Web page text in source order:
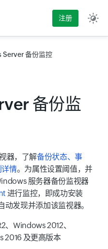
注册
备份监控
备份监
器，了解备份状态、事
情。为属性设置阈值，并
服务器备份监视器
进行监控，即成功安装
发现并添加该监视器。
Windows 2012、
2016 及更高版本